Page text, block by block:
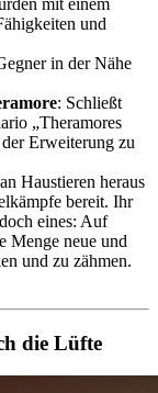
und
in der Nähe
: Schließt
„Theramores
Erweiterung zu
Haustieren heraus
bereit. Ihr
eines: Auf
Menge neue und
und zu zähmen.
die Lüfte